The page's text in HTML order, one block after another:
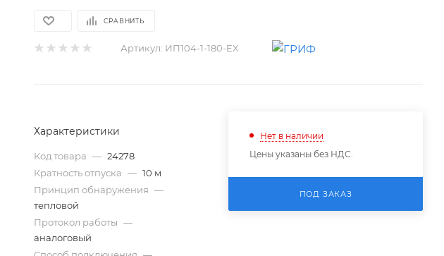
СРАВНИТЬ
Артикул: ИП104-1-180-EX
Характеристики
Код товара — 24278
Кратность отпуска — 10 м
Принцип обнаружения —
тепловой
Протокол работы —
аналоговый
Нет в наличии
Цены указаны без НДС.
ПОД ЗАКАЗ